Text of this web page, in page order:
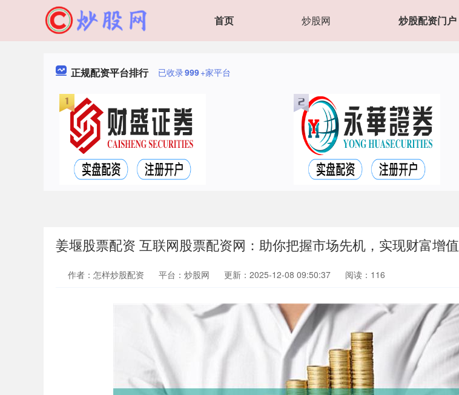
首页 炒股网 炒股配资门户
正规配资平台排行 已收录999+家平台
姜堰股票配资 互联网股票配资网：助你把握市场先机，实现财富增值
作者：怎样炒股配资 平台：炒股网 更新：2025-12-08 09:50:37 阅读：116